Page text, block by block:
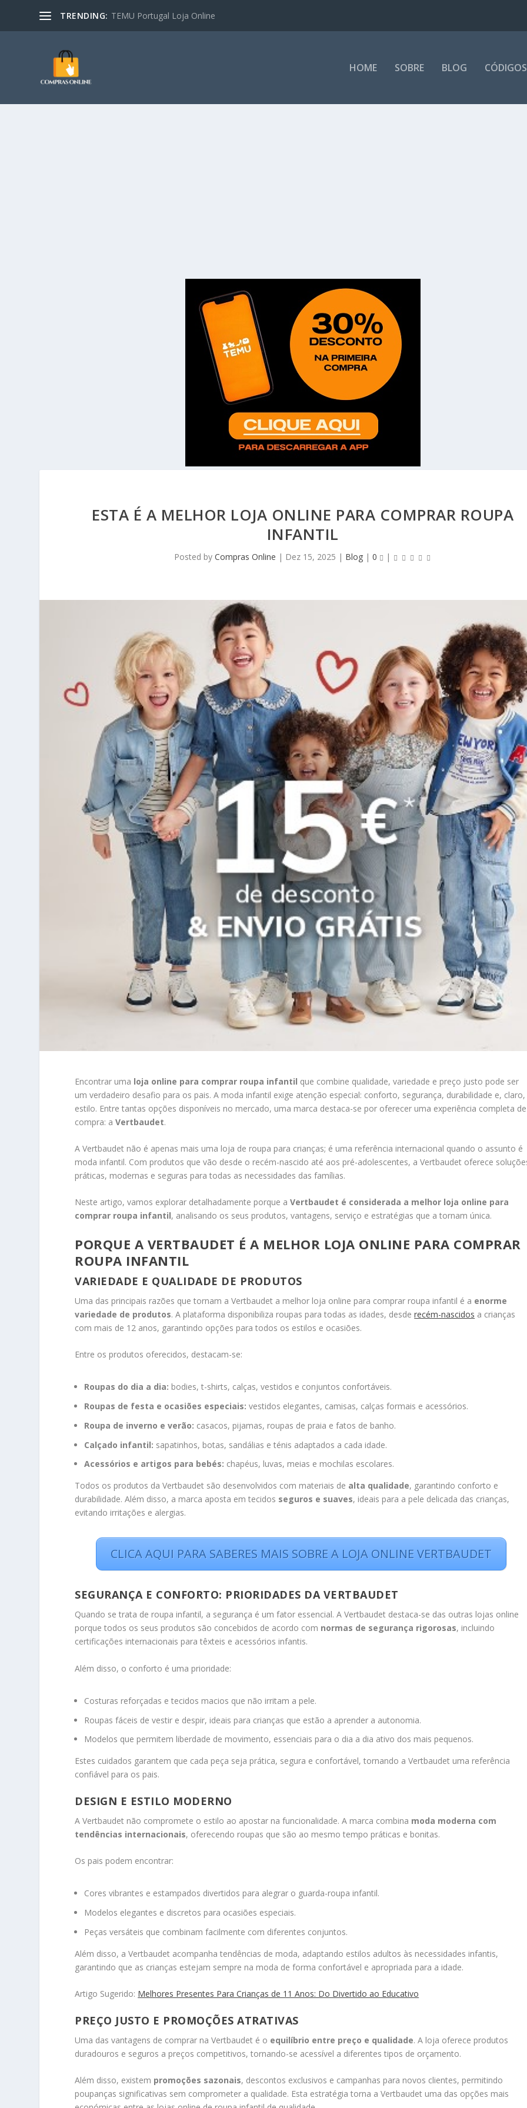
TRENDING: TEMU Portugal Loja Online
HOME SOBRE BLOG
ESTA É A MELHOR LOJA ONLINE PARA COMPRAR ROUPA
INFANTIL
Posted by Compras Online | Dez 15, 2025 | Blog| 0 |
Encontrar uma loja online para comprar roupa infantil que combine qualidade, variedade e preço justo pode ser
um verdadeiro desafio para os pais. A moda infantil exige atenção especial: conforto, segurança, durabilidade e, claro,
estilo. Entre tantas opções disponíveis no mercado, uma marca destaca-se por oferecer uma experiência completa de
compra: aVertbaudet.
A Vertbaudet não é apenas mais uma loja de roupa para crianças; é uma referência internacional quando o assunto é
moda infantil. Com produtos que vão desde o recém-nascido até aos pré-adolescentes, a Vertbaudet oferece
práticas, modernas e seguras para todas as necessidades das famílias.
Neste artigo, vamos explorar detalhadamente porque aVertbaudet é considerada a melhor loja online para
comprar roupa infantil, analisando os seus produtos, vantagens, serviço e estratégias que a tornam única.
PORQUE A VERTBAUDET É A MELHOR LOJA ONLINE PARA COMPRAR
ROUPA INFANTIL
VARIEDADE E QUALIDADE DE PRODUTOS
Uma das principais razões que tornam a Vertbaudet a melhor loja online para comprar roupa infantil é a enorme
variedade de produtos. A plataforma disponibiliza roupas para todas as idades, desderecém-nascidos a crianças
com mais de 12 anos, garantindo opções para todos os estilos e ocasiões.
Entre os produtos oferecidos, destacam-se:
Roupas do dia a dia: bodies, t-shirts, calças, vestidos e conjuntos confortáveis.
Roupas de festa e ocasiões especiais: vestidos elegantes, camisas, calças formais e acessórios.
Roupa de inverno e verão: casacos, pijamas, roupas de praia e fatos de banho.
Calçado infantil: sapatinhos, botas, sandálias e ténis adaptados a cada idade.
Acessórios e artigos para bebés: chapéus, luvas, meias e mochilas escolares.
Todos os produtos da Vertbaudet são desenvolvidos com materiais de alta qualidade, garantindo conforto e
durabilidade. Além disso, a marca aposta em tecidos seguros e suaves, ideais para a pele delicada das crianças,
evitando irritações e alergias.
CLICA AQUI PARA SABERES MAIS SOBRE A LOJA ONLINE VERTBAUDET
SEGURANÇA E CONFORTO: PRIORIDADES DA VERTBAUDET
Quando se trata de roupa infantil, a segurança é um fator essencial. A Vertbaudet destaca-se das outras lojas online
porque todos os seus produtos são concebidos de acordo com normas de segurança rigorosas, incluindo
certificações internacionais para têxteis e acessórios infantis.
Além disso, o conforto é uma prioridade:
Costuras reforçadas e tecidos macios que não irritam a pele.
Roupas fáceis de vestir e despir, ideais para crianças que estão a aprender a autonomia.
Modelos que permitem liberdade de movimento, essenciais para o dia a dia ativo dos mais pequenos.
Estes cuidados garantem que cada peça seja prática, segura e confortável, tornando a Vertbaudet uma referência
confiável para os pais.
DESIGN E ESTILO MODERNO
A Vertbaudet não compromete o estilo ao apostar na funcionalidade. A marca combina moda moderna com
tendências internacionais, oferecendo roupas que são ao mesmo tempo práticas e bonitas.
Os pais podem encontrar:
Cores vibrantes e estampados divertidos para alegrar o guarda-roupa infantil.
Modelos elegantes e discretos para ocasiões especiais.
Peças versáteis que combinam facilmente com diferentes conjuntos.
Além disso, a Vertbaudet acompanha tendências de moda, adaptando estilos adultos às necessidades infantis,
garantindo que as crianças estejam sempre na moda de forma confortável e apropriada para a idade.
Artigo Sugerido: Melhores Presentes Para Crianças de 11 Anos: Do Divertido ao Educativo
PREÇO JUSTO E PROMOÇÕES ATRATIVAS
Uma das vantagens de comprar na Vertbaudet é o equilíbrio entre preço e qualidade. A loja oferece produtos
duradouros e seguros a preços competitivos, tornando-se acessível a diferentes tipos de orçamento.
Além disso, existem promoções sazonais, descontos exclusivos e campanhas para novos clientes, permitindo
poupanças significativas sem comprometer a qualidade. Esta estratégia torna a Vertbaudet uma das opções mais